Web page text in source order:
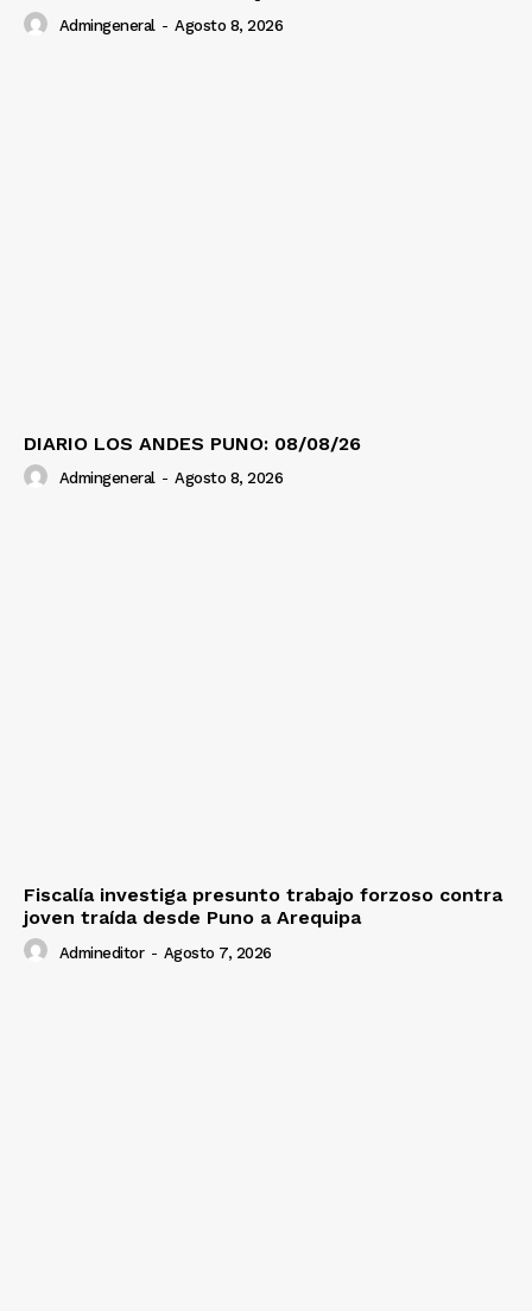
Admingeneral - Agosto 8, 2026
DIARIO LOS ANDES PUNO: 08/08/26
Admingeneral - Agosto 8, 2026
Fiscalía investiga presunto trabajo forzoso contra
joven traída desde Puno a Arequipa
Admineditor - Agosto 7, 2026